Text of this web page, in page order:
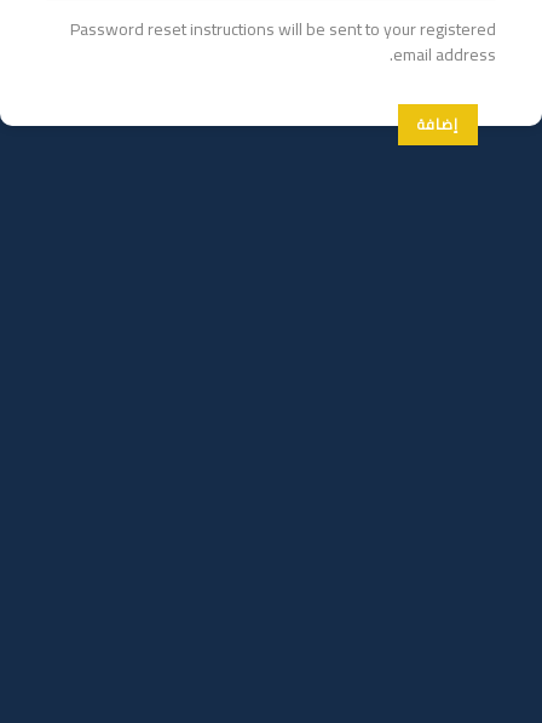
Password reset instructions will be sent to your registered
email address.